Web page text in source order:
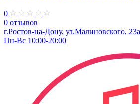
0
0 отзывов
г.Ростов-на-Дону, ул.Малиновского, 23а
Пн-Вс 10:00-20:00